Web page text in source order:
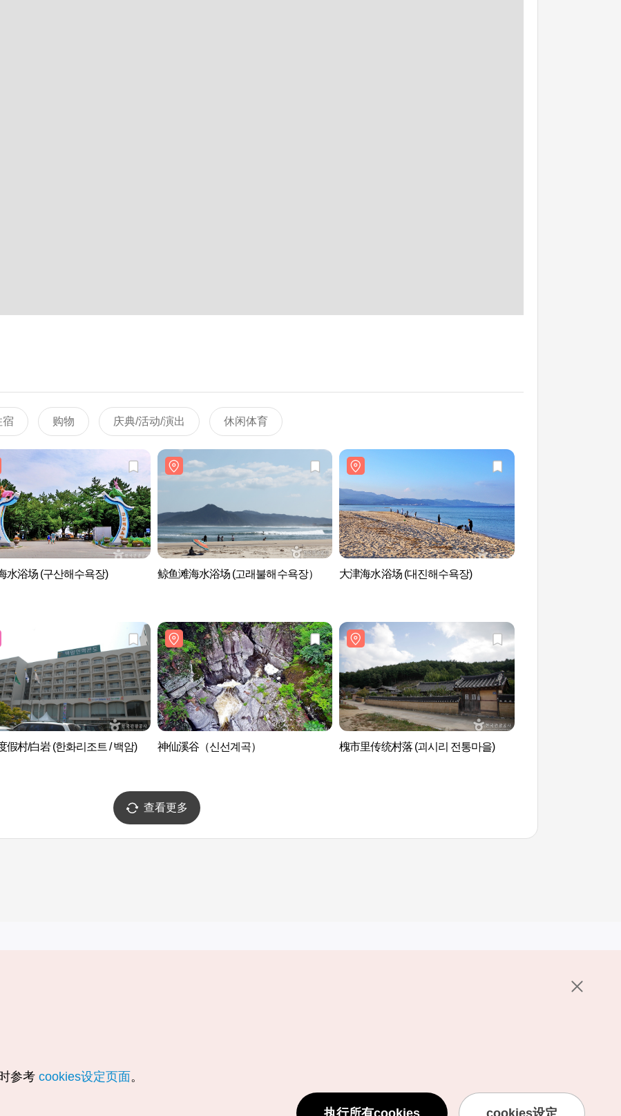
宿 购物 庆典/活动/演出 休闲体育
水浴场 (구산해수욕장) 鲸鱼滩海水浴场 (고래불해수욕장） 大津海水浴场 (대진해수욕장)
假村/白岩 (한화리조트 / 백암) 神仙溪谷（신선계곡） 槐市里传统村落 (괴시리 전통마을)
查看更多
数字图书 / 电子书
定位服务使用条款
个人位置信息处理方针
参考 cookies设定页面。
执行所有cookies cookies设定